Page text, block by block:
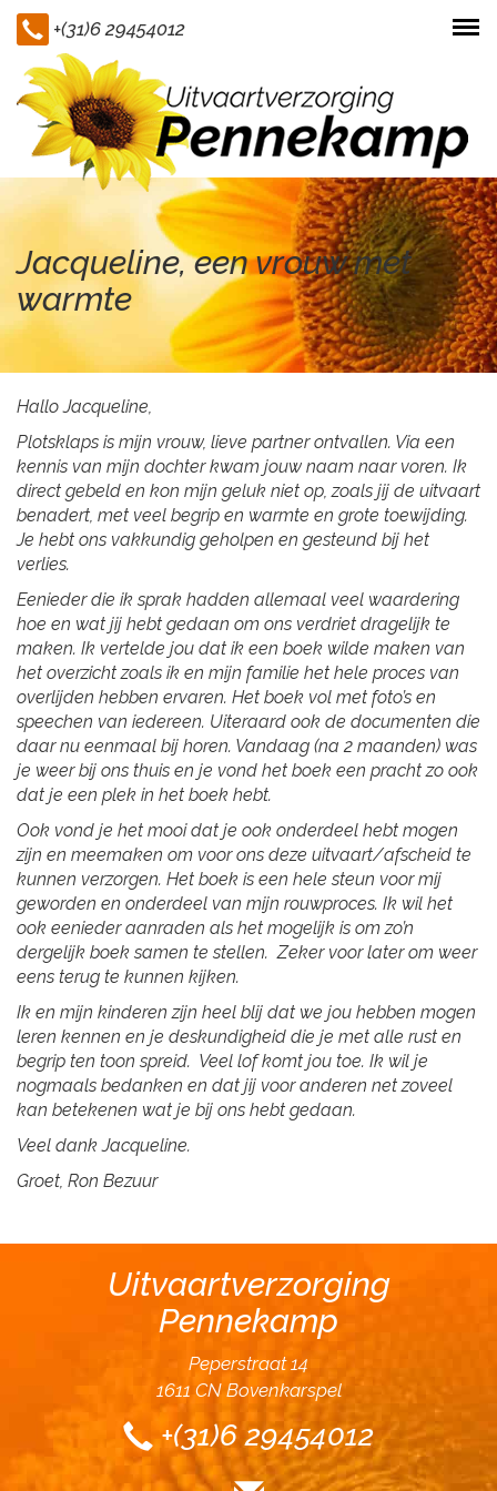
+(31)6 29454012
Jacqueline, een vrouw met
warmte
Hallo Jacqueline,
Plotsklaps is mijn vrouw, lieve partner ontvallen. Via een
kennis van mijn dochter kwam jouw naam naar voren. Ik
direct gebeld en kon mijn geluk niet op, zoals jij de uitvaart
benadert, met veel begrip en warmte en grote toewijding.
Je hebt ons vakkundig geholpen en gesteund bij het
verlies.
Eenieder die ik sprak hadden allemaal veel waardering
hoe en wat jij hebt gedaan om ons verdriet dragelijk te
maken. Ik vertelde jou dat ik een boek wilde maken van
het overzicht zoals ik en mijn familie het hele proces van
overlijden hebben ervaren. Het boek vol met foto’s en
speechen van iedereen. Uiteraard ook de documenten die
daar nu eenmaal bij horen. Vandaag (na 2 maanden) was
je weer bij ons thuis en je vond het boek een pracht zo ook
dat je een plek in het boek hebt.
Ook vond je het mooi dat je ook onderdeel hebt mogen
zijn en meemaken om voor ons deze uitvaart/afscheid te
kunnen verzorgen. Het boek is een hele steun voor mij
geworden en onderdeel van mijn rouwproces. Ik wil het
ook eenieder aanraden als het mogelijk is om zo’n
dergelijk boek samen te stellen. Zeker voor later om weer
eens terug te kunnen kijken.
Ik en mijn kinderen zijn heel blij dat we jou hebben mogen
leren kennen en je deskundigheid die je met alle rust en
begrip ten toon spreid. Veel lof komt jou toe. Ik wil je
nogmaals bedanken en dat jij voor anderen net zoveel
kan betekenen wat je bij ons hebt gedaan.
Veel dank Jacqueline.
Groet, Ron Bezuur
Uitvaartverzorging
Pennekamp
Peperstraat 14
1611 CN Bovenkarspel
+(31)6 29454012